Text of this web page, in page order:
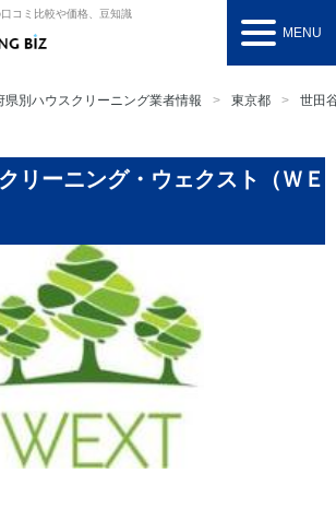
コミ比較や価格、豆知識
MENU
県別ハウスクリーニング業者情報 東京都 世田
リーニング・ウェクスト（ＷＥ